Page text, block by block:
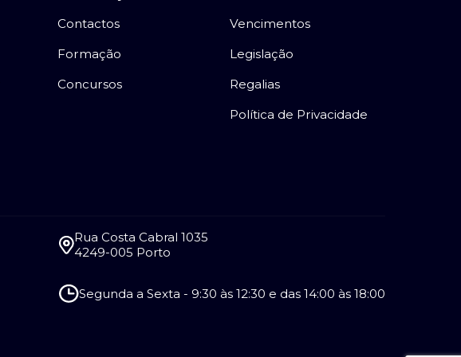
Contactos
Formação
Concursos
Vencimentos
Legislação
Regalias
Política de Privacidade
Rua Costa Cabral 1035
4249-005 Porto
Segunda a Sexta - 9:30 às 12:30 e das 14:00 às 18:00